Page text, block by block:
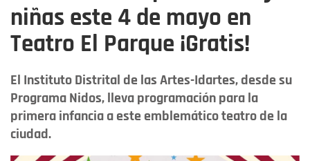
niñas este 4 de mayo en
Teatro El Parque ¡Gratis!
El Instituto Distrital de las Artes-Idartes, desde su
Programa Nidos, lleva programación para la
primera infancia a este emblemático teatro de la
ciudad.